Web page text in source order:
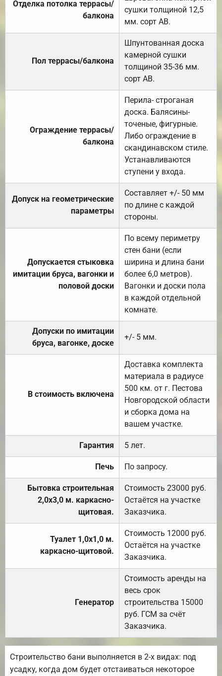
Отделка потолка террасы/
балкона
сушки толщиной 12,5
мм. сорт АВ.
Пол террасы/балкона
Шпунтованная доска
камерной сушки
толщиной 35-36 мм.
сорт АВ.
Ограждение террасы/
балкона
Перила- строганая
доска. Балясины-
точеные, фигурные.
Либо ограждение в
скандинавском стиле.
Устанавливаются
ступени у входа.
Допуск на геометрические
параметры
Составляет +/- 50 мм
по длине с каждой
стороны.
Допускается стыковка
имитации бруса, вагонки и
половой доски
По всему периметру
стен бани (если
ширина и длина бани
более 6,0 метров).
Вагонки и доски пола
в каждой отдельной
комнате.
Допуски по имитации
бруса, вагонке, доске
+/- 5 мм.
В стоимость включена
Доставка комплекта
материала в радиусе
500 км. от г. Пестова
Новгородской области
и сборка дома на
вашем участке.
Гарантия 5 лет.
Печь По запросу.
Бытовка строительная
2,0х3,0 м. каркасно-
щитовая.
Стоимость 23000 руб.
Остаётся на участке
Заказчика.
Туалет 1,0х1,0 м.
каркасно-щитовой.
Стоимость 12000 руб.
Остаётся на участке
Заказчика.
Генератор
Стоимость аренды на
весь срок
строительства 15000
руб. ГСМ за счёт
Заказчика.
Строительство бани выполняется в 2-х видах: под
усадку, когда дом будет отстаиваться некоторое